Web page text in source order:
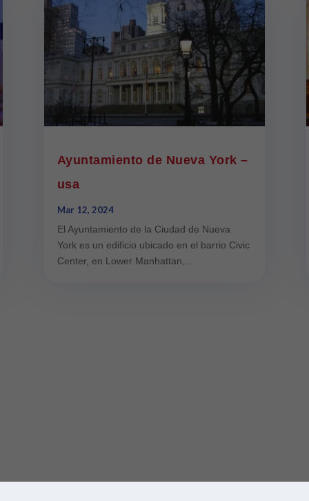
Ayuntamiento de Nueva York –
usa
Mar 12, 2024
El Ayuntamiento de la Ciudad de Nueva
York es un edificio ubicado en el barrio Civic
Center, en Lower Manhattan,...